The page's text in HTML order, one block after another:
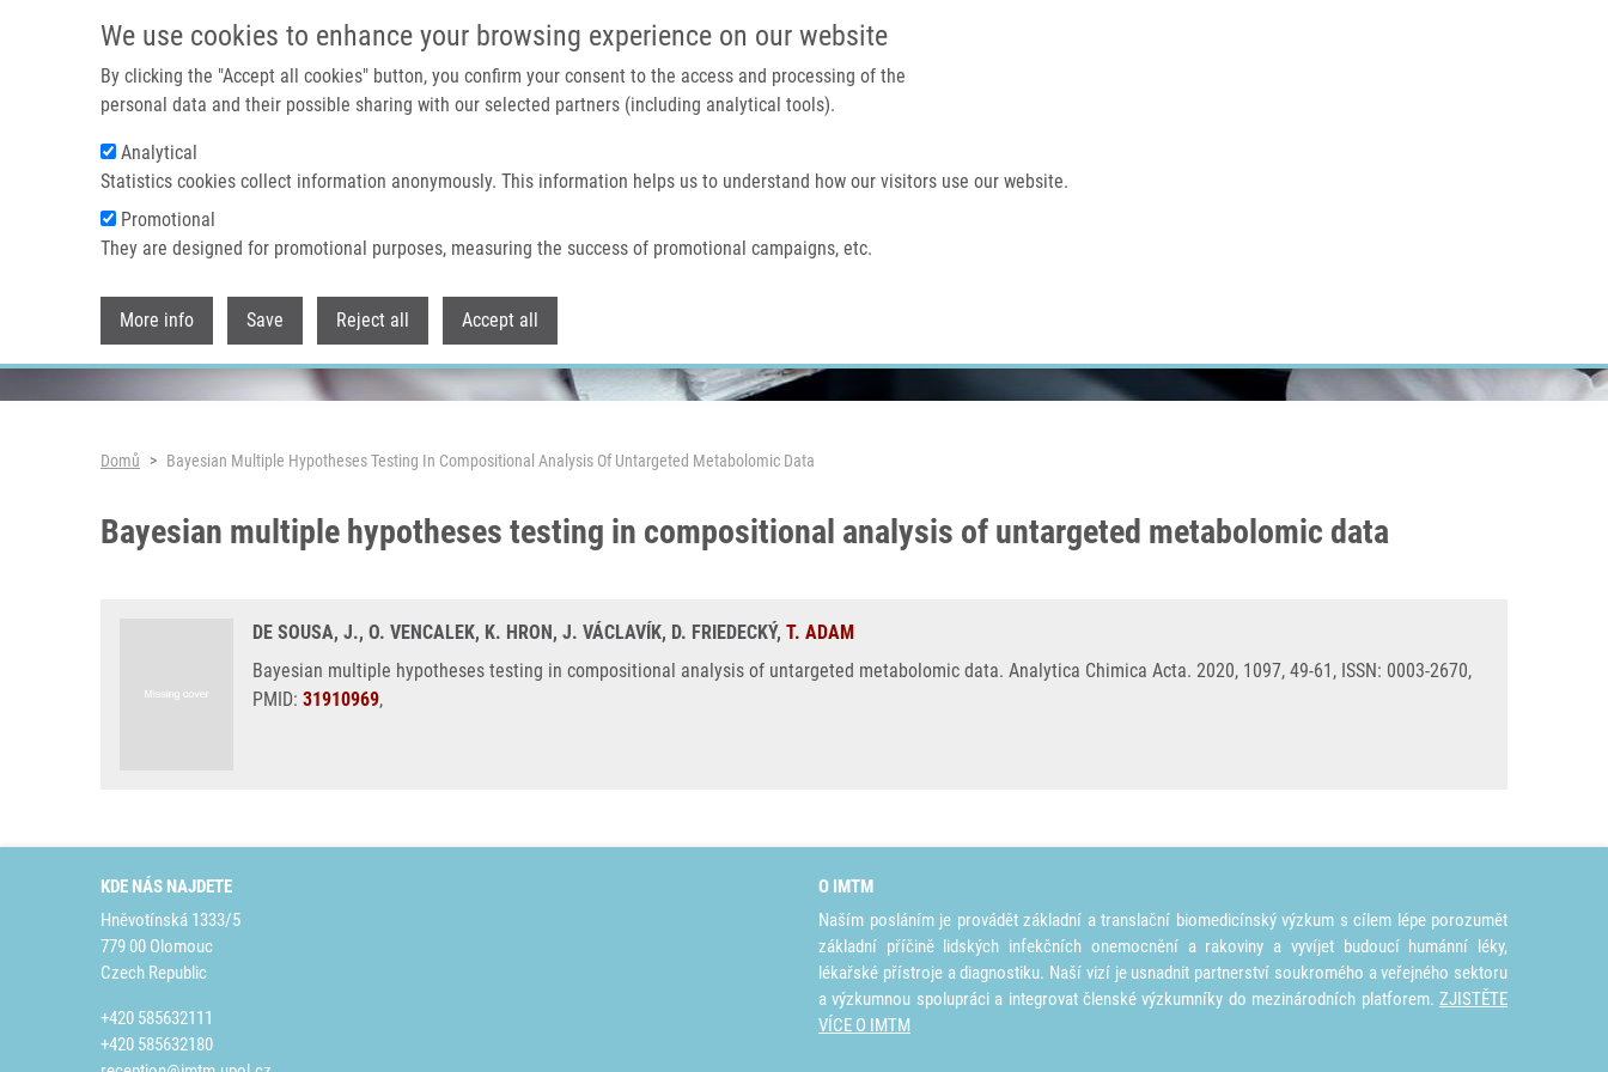
We use cookies to enhance your browsing experience on our website
By clicking the "Accept all cookies" button, you confirm your consent to the access and processing of the
personal data and their possible sharing with our selected partners (including analytical tools).
Analytical
Statistics cookies collect information anonymously. This information helps us to understand how our visitors use our website.
Promotional
They are designed for promotional purposes, measuring the success of promotional campaigns, etc.
More info Save Reject all Accept all
IMTM PORTÁL
Domů O nás
Header image
Drobečková navigace
Domů Bayesian Multiple Hypotheses Testing In Compositional Analysis Of Untargeted Metabolomic Data
Bayesian multiple hypotheses testing in compositional analysis of untargeted metabolomic data
DE SOUSA, J., O. VENCALEK, K. HRON, J. VÁCLAVÍK, D. FRIEDECKÝ, T. ADAM
Bayesian multiple hypotheses testing in compositional analysis of untargeted metabolomic data. Analytica Chimica Acta. 2020, 1097, 49-61, ISSN: 0003-2670,
PMID: 31910969,
KDE NÁS NAJDETE
Hněvotínská 1333/5
779 00 Olomouc
Czech Republic
+420 585632111
+420 585632180
O IMTM
Naším posláním je provádět základní a translační biomedicínský výzkum s cílem lépe porozumět
základní příčině lidských infekčních onemocnění a rakoviny a vyvíjet budoucí humánní léky,
lékařské přístroje a diagnostiku. Naší vizí je usnadnit partnerství soukromého a veřejného sektoru
a výzkumnou spolupráci a integrovat členské výzkumníky do mezinárodních platforem. ZJISTĚTE
VÍCE O IMTM